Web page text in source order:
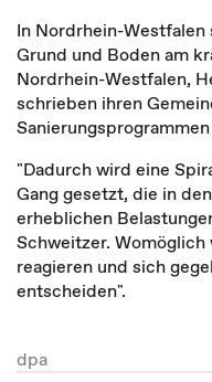
In Nordrhein-
Grund und Boden am
Nordrhein-Westfalen,
schrieben ihren
"Dadurch wird eine
Gang gesetzt, die in
erheblichen
Schweitzer.
reagieren und sich
entscheiden".
dpa